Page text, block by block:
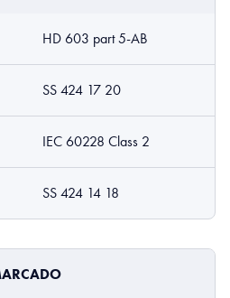
HD 603 part 5-AB
SS 424 17 20
IEC 60228 Class 2
SS 424 14 18